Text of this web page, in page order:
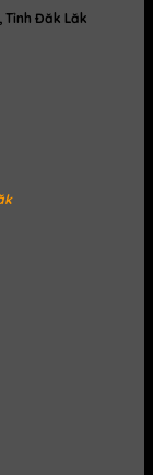
Tỉnh Đăk Lăk